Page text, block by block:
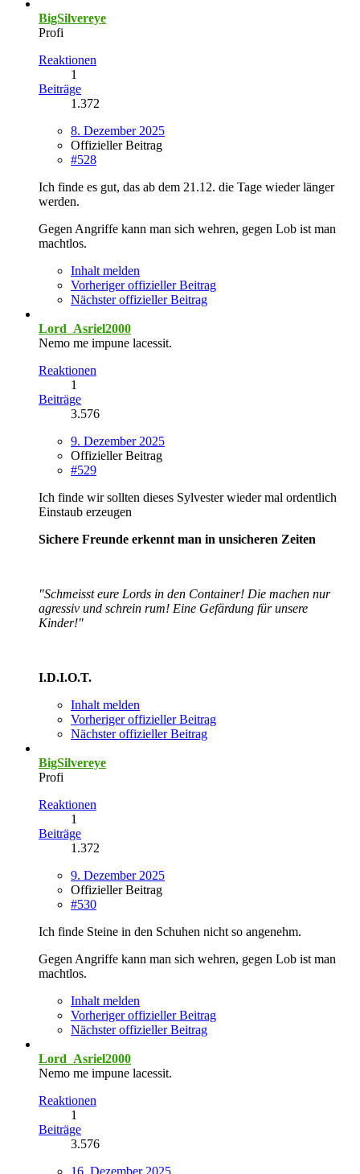
BigSilvereye
Profi
Reaktionen
1
Beiträge
1.372
8. Dezember 2025
Offizieller Beitrag
#528
Ich finde es gut, das ab dem 21.12. die Tage wieder länger
werden.
Gegen Angriffe kann man sich wehren, gegen Lob ist man
machtlos.
Inhalt melden
Vorheriger offizieller Beitrag
Nächster offizieller Beitrag
Lord_Asriel2000
Nemo me impune lacessit.
Reaktionen
1
Beiträge
3.576
9. Dezember 2025
Offizieller Beitrag
#529
Ich finde wir sollten dieses Sylvester wieder mal ordentlich
Einstaub erzeugen
Sichere Freunde erkennt man in unsicheren Zeiten
"Schmeisst eure Lords in den Container! Die machen nur
agressiv und schrein rum! Eine Gefärdung für unsere
Kinder!"
I.D.I.O.T.
Inhalt melden
Vorheriger offizieller Beitrag
Nächster offizieller Beitrag
BigSilvereye
Profi
Reaktionen
1
Beiträge
1.372
9. Dezember 2025
Offizieller Beitrag
#530
Ich finde Steine in den Schuhen nicht so angenehm.
Gegen Angriffe kann man sich wehren, gegen Lob ist man
machtlos.
Inhalt melden
Vorheriger offizieller Beitrag
Nächster offizieller Beitrag
Lord_Asriel2000
Nemo me impune lacessit.
Reaktionen
1
Beiträge
3.576
16. Dezember 2025